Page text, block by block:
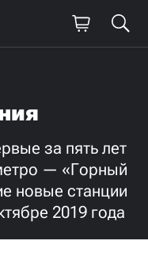
за пять лет
— «Горный
новые станции
2019 года
Разово
1000